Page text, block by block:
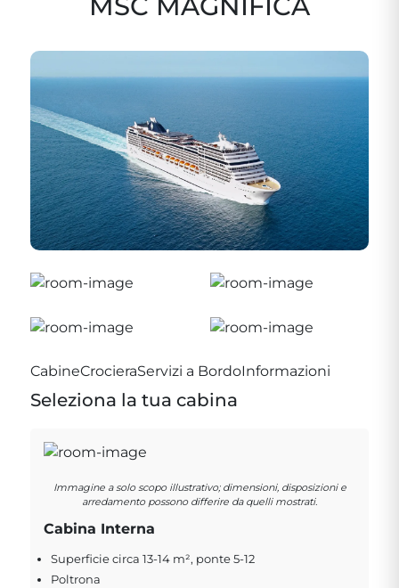
CabineCrocieraServizi a BordoInformazioni
Seleziona la tua cabina
Immagine a solo scopo illustrativo; dimensioni, disposizioni e
arredamento possono differire da quelli mostrati.
Cabina Interna
Superficie circa 13-14 m², ponte 5-12
Poltrona